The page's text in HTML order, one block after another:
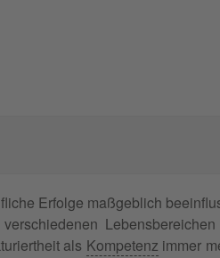
Erfolge maßgeblich
als Kompetenz immer